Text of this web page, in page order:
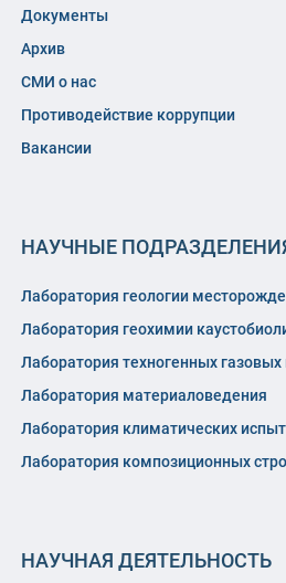
Документы
Архив
СМИ о нас
Противодействие коррупции
Вакансии
НАУЧНЫЕ
Лаборатория геологии
Лаборатория геохимии
Лаборатория техногенных газовых
Лаборатория материаловедения
Лаборатория климатических
Лаборатория композиционных
НАУЧНАЯ ДЕЯТЕЛЬНОСТЬ